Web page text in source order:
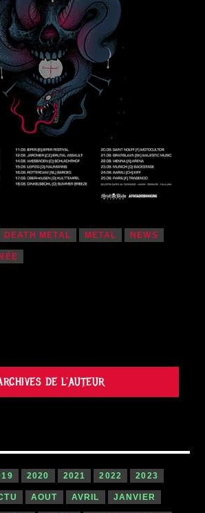
DEATH METAL METAL NEWS
DE L'AUTEUR
2020 2021 2022 2023
AOUT AVRIL JANVIER